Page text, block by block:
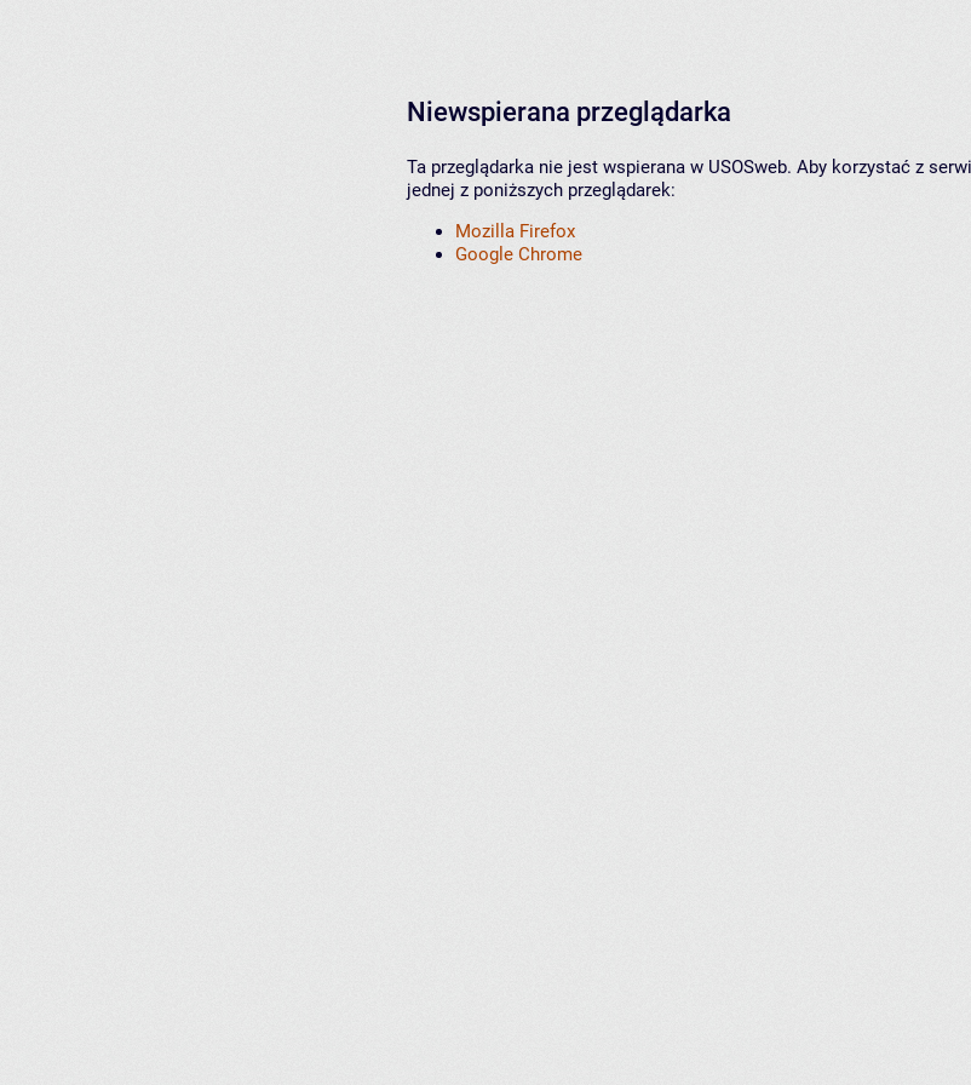
Niewspierana przeglądarka
Ta przeglądarka nie jest wspierana w USOSweb. Aby korzystać z
jednej z poniższych przeglądarek:
Mozilla Firefox
Google Chrome